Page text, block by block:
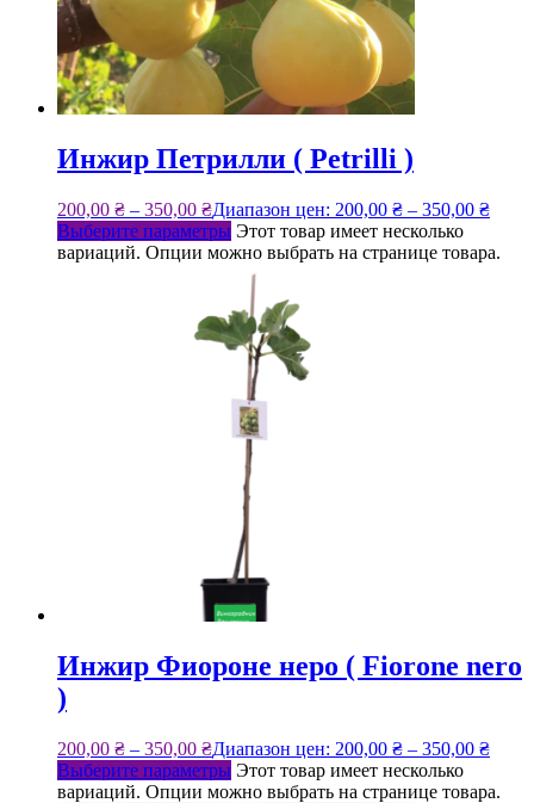
Инжир Петрилли ( Petrilli )
200,00 ₴ – 350,00 ₴Диапазон цен: 200,00 ₴ – 350,00 ₴
Выберите параметры Этот товар имеет несколько
вариаций. Опции можно выбрать на странице товара.
Инжир Фиороне неро ( Fiorone nero
)
200,00 ₴ – 350,00 ₴Диапазон цен: 200,00 ₴ – 350,00 ₴
Выберите параметры Этот товар имеет несколько
вариаций. Опции можно выбрать на странице товара.